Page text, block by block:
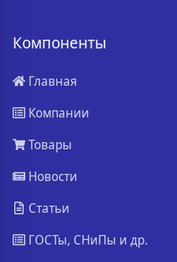
Компоненты
Главная
Компании
Товары
Новости
Статьи
ГОСТы, СНиПы и др.